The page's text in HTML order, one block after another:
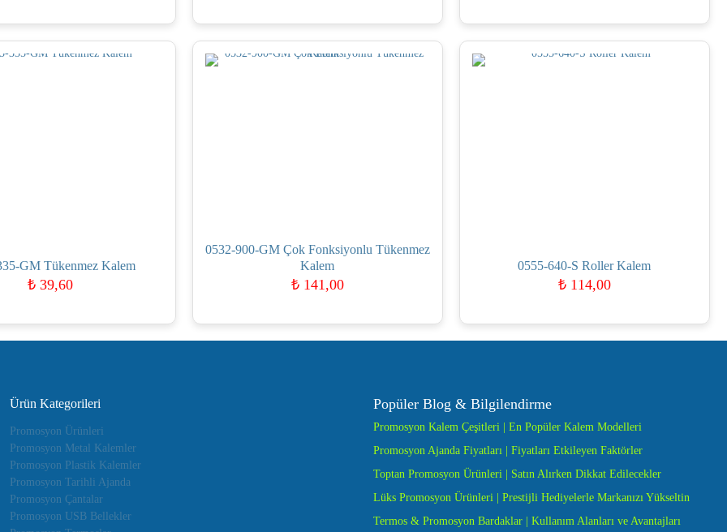
GM Tükenmez Kalem
₺ 39,60
0532-900-GM Çok Fonksiyonlu Tükenmez
Kalem
₺141,00
0555-640-S Roller Kalem
₺114,00
Ürün Kategorileri
Promosyon Ürünleri
Promosyon Metal Kalemler
Promosyon Plastik Kalemler
Promosyon Tarihli Ajanda
Promosyon Çantalar
Promosyon USB Bellekler
Popüler Blog & Bilgilendirme
Promosyon Kalem Çeşitleri | En Popüler Kalem Modelleri
Promosyon Ajanda Fiyatları | Fiyatları Etkileyen Faktörler
Toptan Promosyon Ürünleri | Satın Alırken Dikkat Edilecekler
Lüks Promosyon Ürünleri | Prestijli Hediyelerle Markanızı Yükseltin
Termos & Promosyon Bardaklar | Kullanım Alanları ve Avantajları